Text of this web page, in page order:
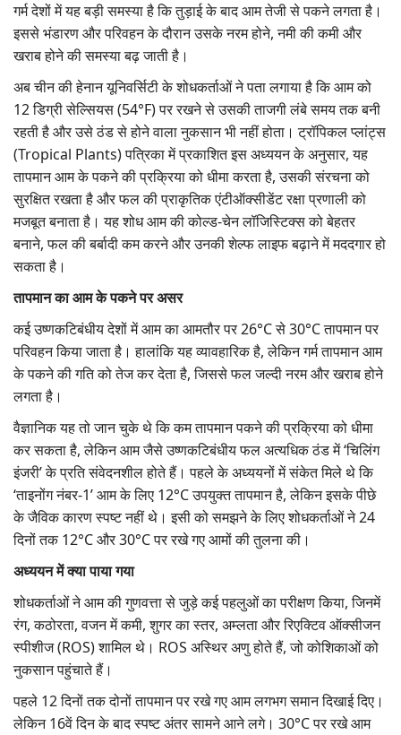
National
Agriculture Conclave and NACOF
Awards 2022
Agri Start-Ups
Language
English
गर्म देशों में यह बड़ी समस्या है कि तुड़ाई के बाद आम तेजी से पकने लगता है।
इससे भंडारण और परिवहन के दौरान उसके नरम होने, नमी की कमी और
खराब होने की समस्या बढ़ जाती है।
अब चीन की हेनान यूनिवर्सिटी के शोधकर्ताओं ने पता लगाया है कि आम को
12 डिग्री सेल्सियस (54°F) पर रखने से उसकी ताजगी लंबे समय तक बनी
रहती है और उसे ठंड से होने वाला नुकसान भी नहीं होता। ट्रॉपिकल प्लांट्स
(Tropical Plants) पत्रिका में प्रकाशित इस अध्ययन के अनुसार, यह
तापमान आम के पकने की प्रक्रिया को धीमा करता है, उसकी संरचना को
सुरक्षित रखता है और फल की प्राकृतिक एंटीऑक्सीडेंट रक्षा प्रणाली को
मजबूत बनाता है। यह शोध आम की कोल्ड-चेन लॉजिस्टिक्स को बेहतर
बनाने, फल की बर्बादी कम करने और उनकी शेल्फ लाइफ बढ़ाने में मददगार हो
सकता है।
तापमान का आम के पकने पर असर
कई उष्णकटिबंधीय देशों में आम का आमतौर पर 26°C से 30°C तापमान पर
परिवहन किया जाता है। हालांकि यह व्यावहारिक है, लेकिन गर्म तापमान आम
के पकने की गति को तेज कर देता है, जिससे फल जल्दी नरम और खराब होने
लगता है।
वैज्ञानिक यह तो जान चुके थे कि कम तापमान पकने की प्रक्रिया को धीमा
कर सकता है, लेकिन आम जैसे उष्णकटिबंधीय फल अत्यधिक ठंड में ‘चिलिंग
इंजरी’ के प्रति संवेदनशील होते हैं। पहले के अध्ययनों में संकेत मिले थे कि
‘ताइनोंग नंबर-1’ आम के लिए 12°C उपयुक्त तापमान है, लेकिन इसके पीछे
के जैविक कारण स्पष्ट नहीं थे। इसी को समझने के लिए शोधकर्ताओं ने 24
दिनों तक 12°C और 30°C पर रखे गए आमों की तुलना की।
अध्ययन में क्या पाया गया
शोधकर्ताओं ने आम की गुणवत्ता से जुड़े कई पहलुओं का परीक्षण किया, जिनमें
रंग, कठोरता, वजन में कमी, शुगर का स्तर, अम्लता और रिएक्टिव ऑक्सीजन
स्पीशीज (ROS) शामिल थे। ROS अस्थिर अणु होते हैं, जो कोशिकाओं को
नुकसान पहुंचाते हैं।
पहले 12 दिनों तक दोनों तापमान पर रखे गए आम लगभग समान दिखाई दिए।
लेकिन 16वें दिन के बाद स्पष्ट अंतर सामने आने लगे। 30°C पर रखे आम